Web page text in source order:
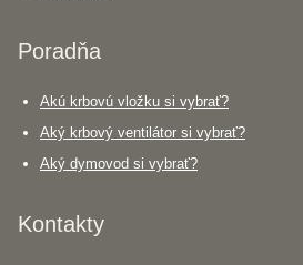
Poradňa
Akú krbovú vložku si vybrať?
Aký krbový ventilátor si vybrať?
Aký dymovod si vybrať?
Kontakty